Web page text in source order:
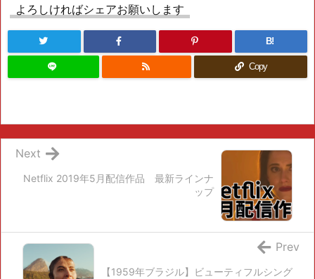
よろしければシェアお願いします
B!
Copy
Netflix 2019年5月配信作品 最新ラインナ
ップ
Next
【1959年ブラジル】ビューティフルシング
Prev